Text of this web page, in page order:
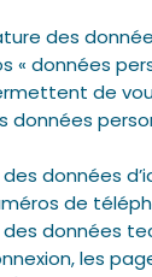
des
« données
de
données
données
de
données
les